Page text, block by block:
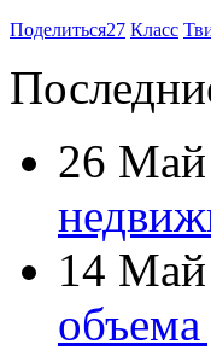
Поделиться27 Класс
26 Май
14
объема